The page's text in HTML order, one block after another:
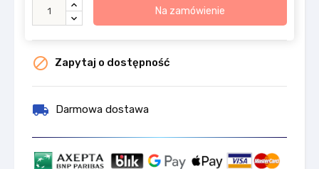
Na zamówienie
 Zapytaj o dostępność
local_shipping Darmowa dostawa